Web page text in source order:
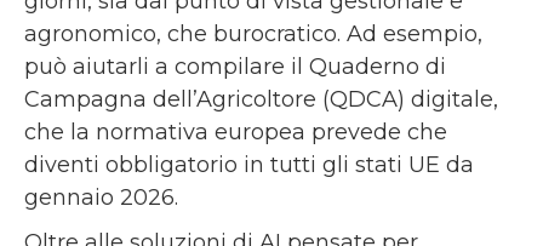
agronomico, che burocratico. Ad esempio,
può aiutarli a compilare il Quaderno di
Campagna dell’Agricoltore (QDCA) digitale,
che la normativa europea prevede che
diventi obbligatorio in tutti gli stati UE da
gennaio 2026.